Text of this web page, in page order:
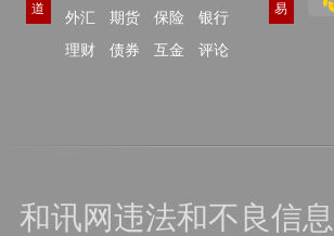
道
外汇
期货 保险
银行
理财
债券 互金 评论
易
和讯网违法和不良信